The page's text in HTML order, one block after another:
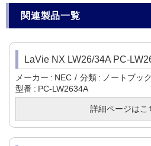
関連製品一覧
LaVie NX LW26/34A PC-
メーカー NEC 分類
ノートブッ
型番
PC-LW2634A
詳細ページはこ